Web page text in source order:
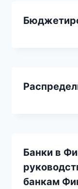
Банки в
банкам